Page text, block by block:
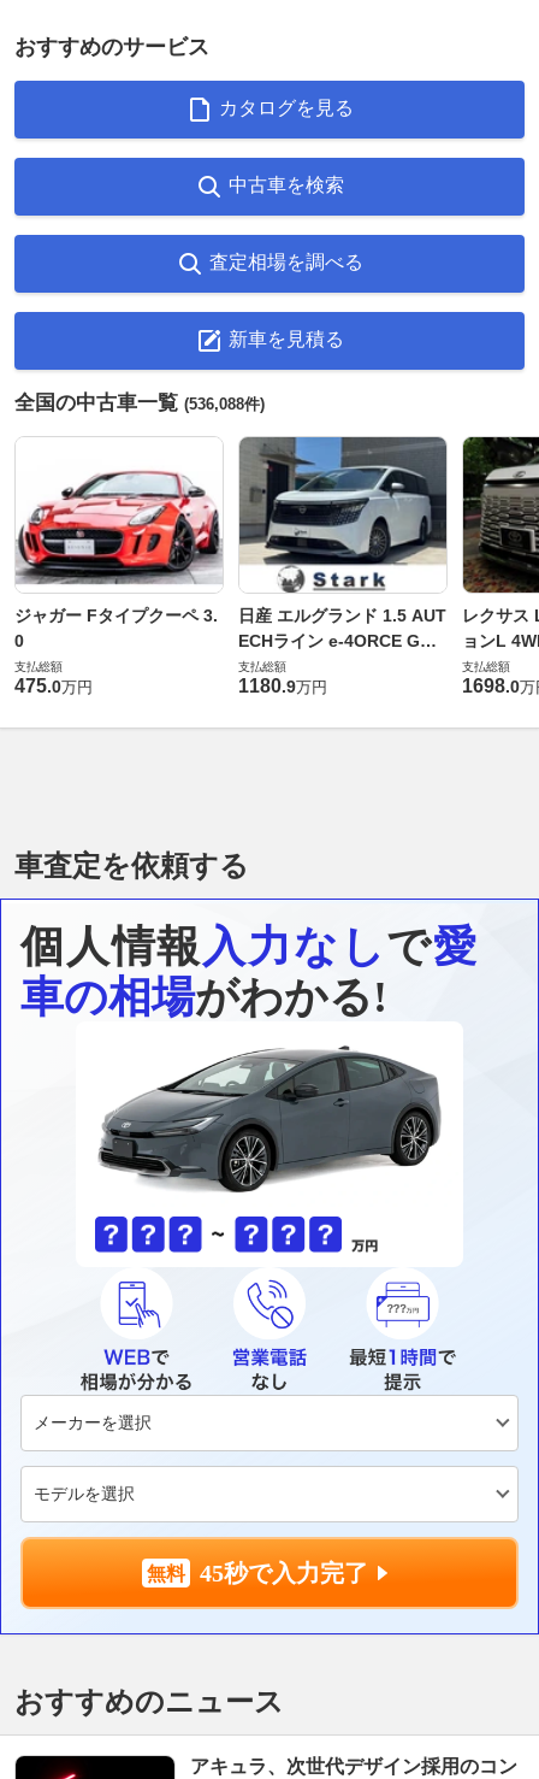
おすすめのサービス
カタログを見る
中古車を検索
査定相場を調べる
新車を見積る
全国の中古車一覧 (536,088件)
ジャガー Fタイプクーペ 3.
0
支払総額
475.0万円
日産 エルグランド 1.5 AUT
ECHライン e-4ORCE Gス
ペック 4WD
支払総額
1180.9万円
レクサス
ョンL
支払総額
1698.0万
車査定を依頼する
個人情報入力なしで愛
車の相場がわかる!
45秒で入力完了
おすすめのニュース
アキュラ、次世代デザイン採用のコン